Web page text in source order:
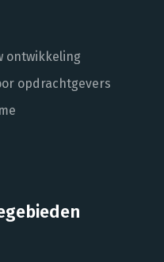
ontwikkeling
opdrachtgevers